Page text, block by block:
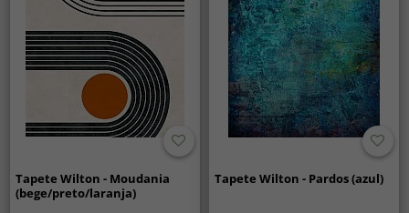
Tapete Wilton - Moudania
(bege/preto/laranja)
Tapete Wilton - Pardos (azul)